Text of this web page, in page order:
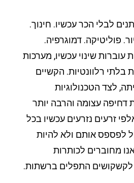
לבלי הכר עכשיו. חינוך.
פוליטיקה. דמוגרפיה.
עוברות שינוי עכשיו, מערכות
בלתי רלוונטיות. הקשיים
לצד הטכנולוגיות
דחיפה עצומה והרבה יותר
זרעים נזרעים עכשיו בכל
לפספס אותם ולא להיות
מחוברים לכותרות
לקשקושים התפלים ברשתות.